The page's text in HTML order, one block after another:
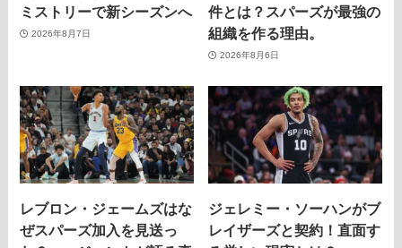
ミストリーで新シーズンへ
2026年8月7日
件とは？スパーズが最強の
組織を作る理由。
2026年8月6日
レブロン・ジェームズはな
ぜスパーズ加入を見送っ
ジェレミー・ソーハンがブ
レイザーズと契約！直面す